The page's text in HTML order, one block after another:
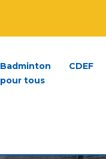
Badminton
pour tous
CDEF